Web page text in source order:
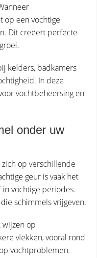
op een vochtige
Dit creëert perfecte
kelders, badkamers
In deze
vochtbeheersing en
onder uw
op verschillende
geur is vaak het
in vochtige periodes.
schimmels vrijgeven.
wijzen op
vlekken, vooral rond
vochtproblemen.